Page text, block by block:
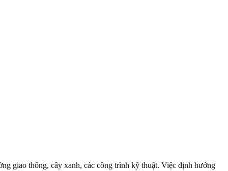
giao thông, cây xanh, các công trình kỹ thuật. Việc định hướng